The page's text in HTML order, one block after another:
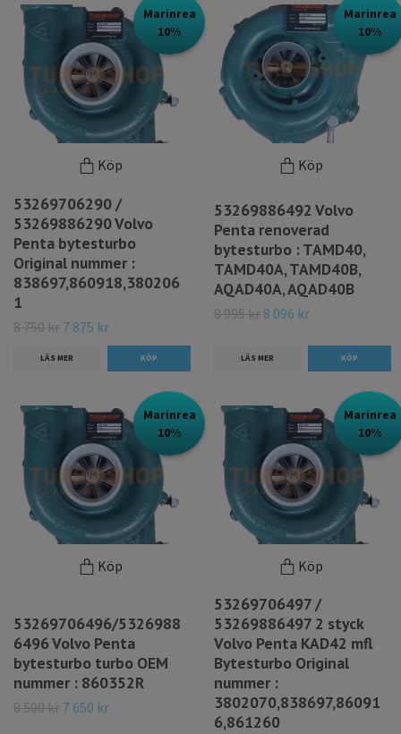
Marinrea
10%
Köp
53269706290 /
53269886290 Volvo
Penta bytesturbo
Original nummer :
838697,860918,380206
1
8 750 kr 7 875 kr
LÄS MER
Marinrea
10%
Köp
53269886492 Volvo
Penta renoverad
bytesturbo : TAMD40,
TAMD40A, TAMD40B,
AQAD40A, AQAD40B
8 995 kr 8 096 kr
LÄS MER
Marinrea
10%
Köp
53269706496/5326988
6496 Volvo Penta
bytesturbo turbo OEM
nummer : 860352R
8 500 kr 7 650 kr
Marinrea
10%
Köp
53269706497 /
53269886497 2 styck
Volvo Penta KAD42 mfl
Bytesturbo Original
nummer :
3802070,838697,86091
6,861260